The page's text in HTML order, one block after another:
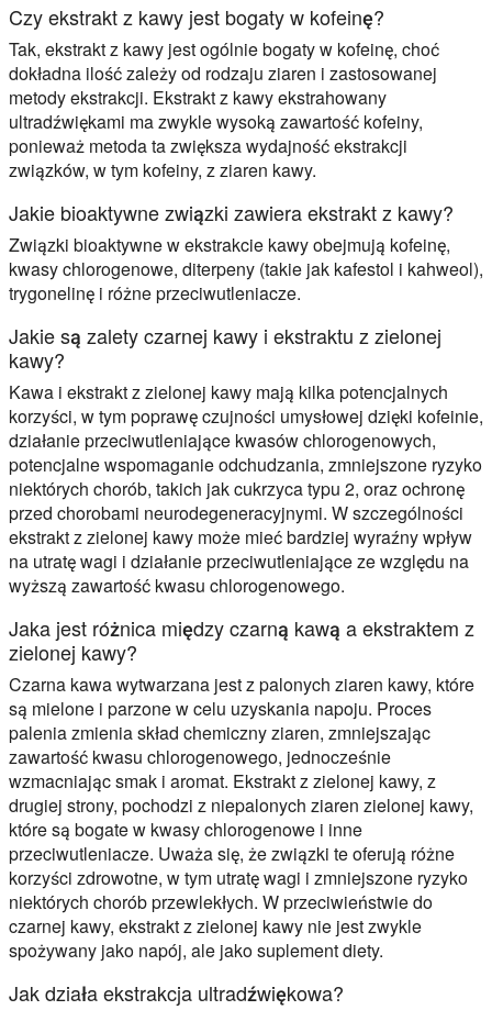
Czy ekstrakt z kawy jest bogaty w kofeinę?
Tak, ekstrakt z kawy jest ogólnie bogaty w kofeinę, choć
dokładna ilość zależy od rodzaju ziaren i zastosowanej
metody ekstrakcji. Ekstrakt z kawy ekstrahowany
ultradźwiękami ma zwykle wysoką zawartość kofeiny,
ponieważ metoda ta zwiększa wydajność ekstrakcji
związków, w tym kofeiny, z ziaren kawy.
Jakie bioaktywne związki zawiera ekstrakt z kawy?
Związki bioaktywne w ekstrakcie kawy obejmują kofeinę,
kwasy chlorogenowe, diterpeny (takie jak kafestol i kahweol),
trygonelinę i różne przeciwutleniacze.
Jakie są zalety czarnej kawy i ekstraktu z zielonej
kawy?
Kawa i ekstrakt z zielonej kawy mają kilka potencjalnych
korzyści, w tym poprawę czujności umysłowej dzięki kofeinie,
działanie przeciwutleniające kwasów chlorogenowych,
potencjalne wspomaganie odchudzania, zmniejszone ryzyko
niektórych chorób, takich jak cukrzyca typu 2, oraz ochronę
przed chorobami neurodegeneracyjnymi. W szczególności
ekstrakt z zielonej kawy może mieć bardziej wyraźny wpływ
na utratę wagi i działanie przeciwutleniające ze względu na
wyższą zawartość kwasu chlorogenowego.
Jaka jest różnica między czarną kawą a ekstraktem z
zielonej kawy?
Czarna kawa wytwarzana jest z palonych ziaren kawy, które
są mielone i parzone w celu uzyskania napoju. Proces
palenia zmienia skład chemiczny ziaren, zmniejszając
zawartość kwasu chlorogenowego, jednocześnie
wzmacniając smak i aromat. Ekstrakt z zielonej kawy, z
drugiej strony, pochodzi z niepalonych ziaren zielonej kawy,
które są bogate w kwasy chlorogenowe i inne
przeciwutleniacze. Uważa się, że związki te oferują różne
korzyści zdrowotne, w tym utratę wagi i zmniejszone ryzyko
niektórych chorób przewlekłych. W przeciwieństwie do
czarnej kawy, ekstrakt z zielonej kawy nie jest zwykle
spożywany jako napój, ale jako suplement diety.
Jak działa ekstrakcja ultradźwiękowa?